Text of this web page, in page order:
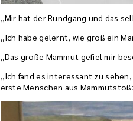
„Mir hat der Rundgang und das
„Ich habe gelernt, wie groß ein
„Das große Mammut gefiel mir
„Ich fand es interessant zu
erste Menschen aus